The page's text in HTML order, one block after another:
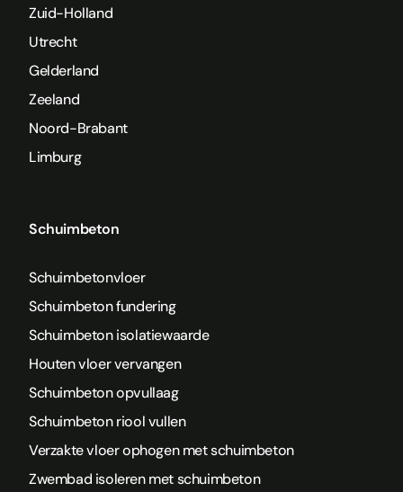
Zuid-Holland
Utrecht
Gelderland
Zeeland
Noord-Brabant
Limburg
Schuimbeton
Schuimbetonvloer
Schuimbeton fundering
Schuimbeton isolatiewaarde
Houten vloer vervangen
Schuimbeton opvullaag
Schuimbeton riool vullen
Verzakte vloer ophogen met schuimbeton
Zwembad isoleren met schuimbeton